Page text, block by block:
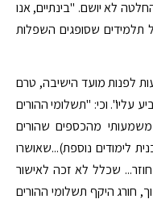
לא יושם. "בינתיים, אנו
תלמידים שסופגים השפלות
מציין כי: "פחות מ- 48 שעות לפנות מועד הישיבה, טרם
עליו". וכי: "תשלומי ההורים
מהכספים שהורים
לימודים נוספת)...שאושרו
שכלל לא זכה לאישור
חורג היקף תשלומי ההורים